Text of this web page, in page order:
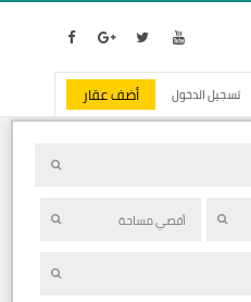
تسجيل الدخول أضف عقار